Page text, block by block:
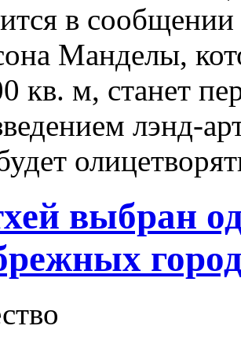
в
Манделы,
кв. м, станет
лэнд-
выбран